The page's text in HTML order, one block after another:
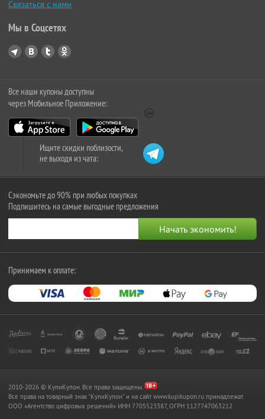
Связаться с нами
Мы в Соцсетях
Все наши купоны доступны
через Мобильное Приложение:
Ищите скидки поблизости,
не выходя из чата:
Сэкономьте до 90% при любых покупках
Подпишитесь на самые выгодные предложения
Принимаем к оплате:
2010-2026 © КупиКупон. Все права защищены.
Все права на товарный знак "КупиКупон" и на сайт www.kupikupon.ru принадлежат
OOO «Агентство цифровых решений» ИНН 7705523387, ОГРН 1127747063212